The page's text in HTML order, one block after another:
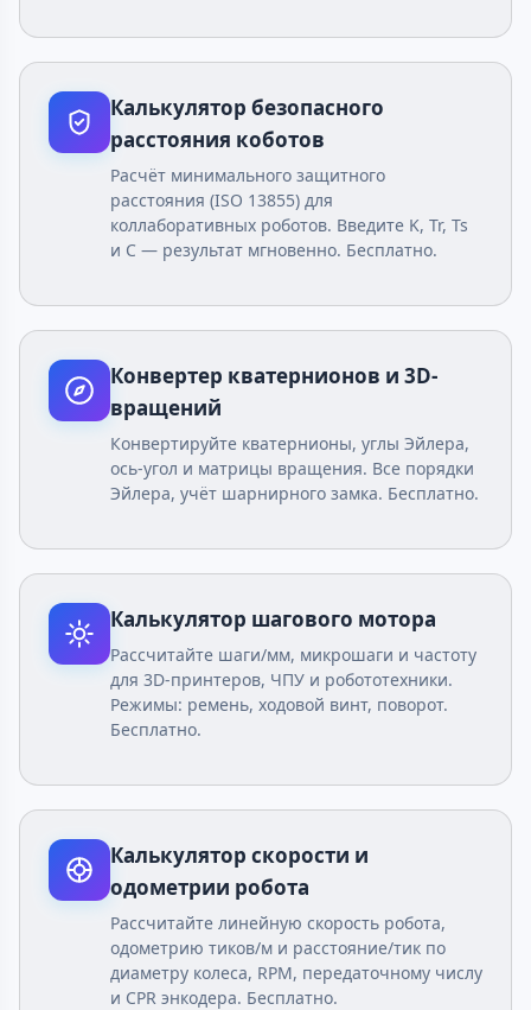
Калькулятор безопасного
расстояния коботов
Расчёт минимального защитного
расстояния (ISO 13855) для
коллаборативных роботов. Введите K, Tr, Ts
и C — результат мгновенно. Бесплатно.
Конвертер кватернионов и 3D-
вращений
Конвертируйте кватернионы, углы Эйлера,
ось-угол и матрицы вращения. Все порядки
Эйлера, учёт шарнирного замка. Бесплатно.
Калькулятор шагового мотора
Рассчитайте шаги/мм, микрошаги и частоту
для 3D-принтеров, ЧПУ и робототехники.
Режимы: ремень, ходовой винт, поворот.
Бесплатно.
Калькулятор скорости и
одометрии робота
Рассчитайте линейную скорость робота,
одометрию тиков/м и расстояние/тик по
диаметру колеса, RPM, передаточному числу
и CPR энкодера. Бесплатно.